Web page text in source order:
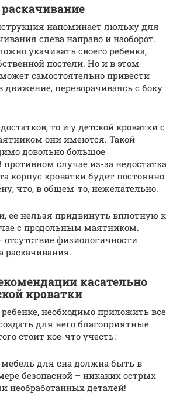
напоминает люльку для
слева направо и наоборот.
укачивать своего ребенка,
постели. Но и в этом
самостоятельно привести
движение, переворачиваясь с боку
то и у детской кроватки с
они имеются. Такой
довольно большое
противном случае из-за недостатка
корпус кроватки будет постоянно
что, в общем-то, нежелательно.
ее нельзя придвинуть вплотную к
с продольным маятником.
физиологичности
раскачивания.
касательно
кроватки
необходимо приложить все
для него благоприятные
стоит кое-что учесть:
мебель для сна должна быть в
безопасной – никаких острых
необработанных деталей!